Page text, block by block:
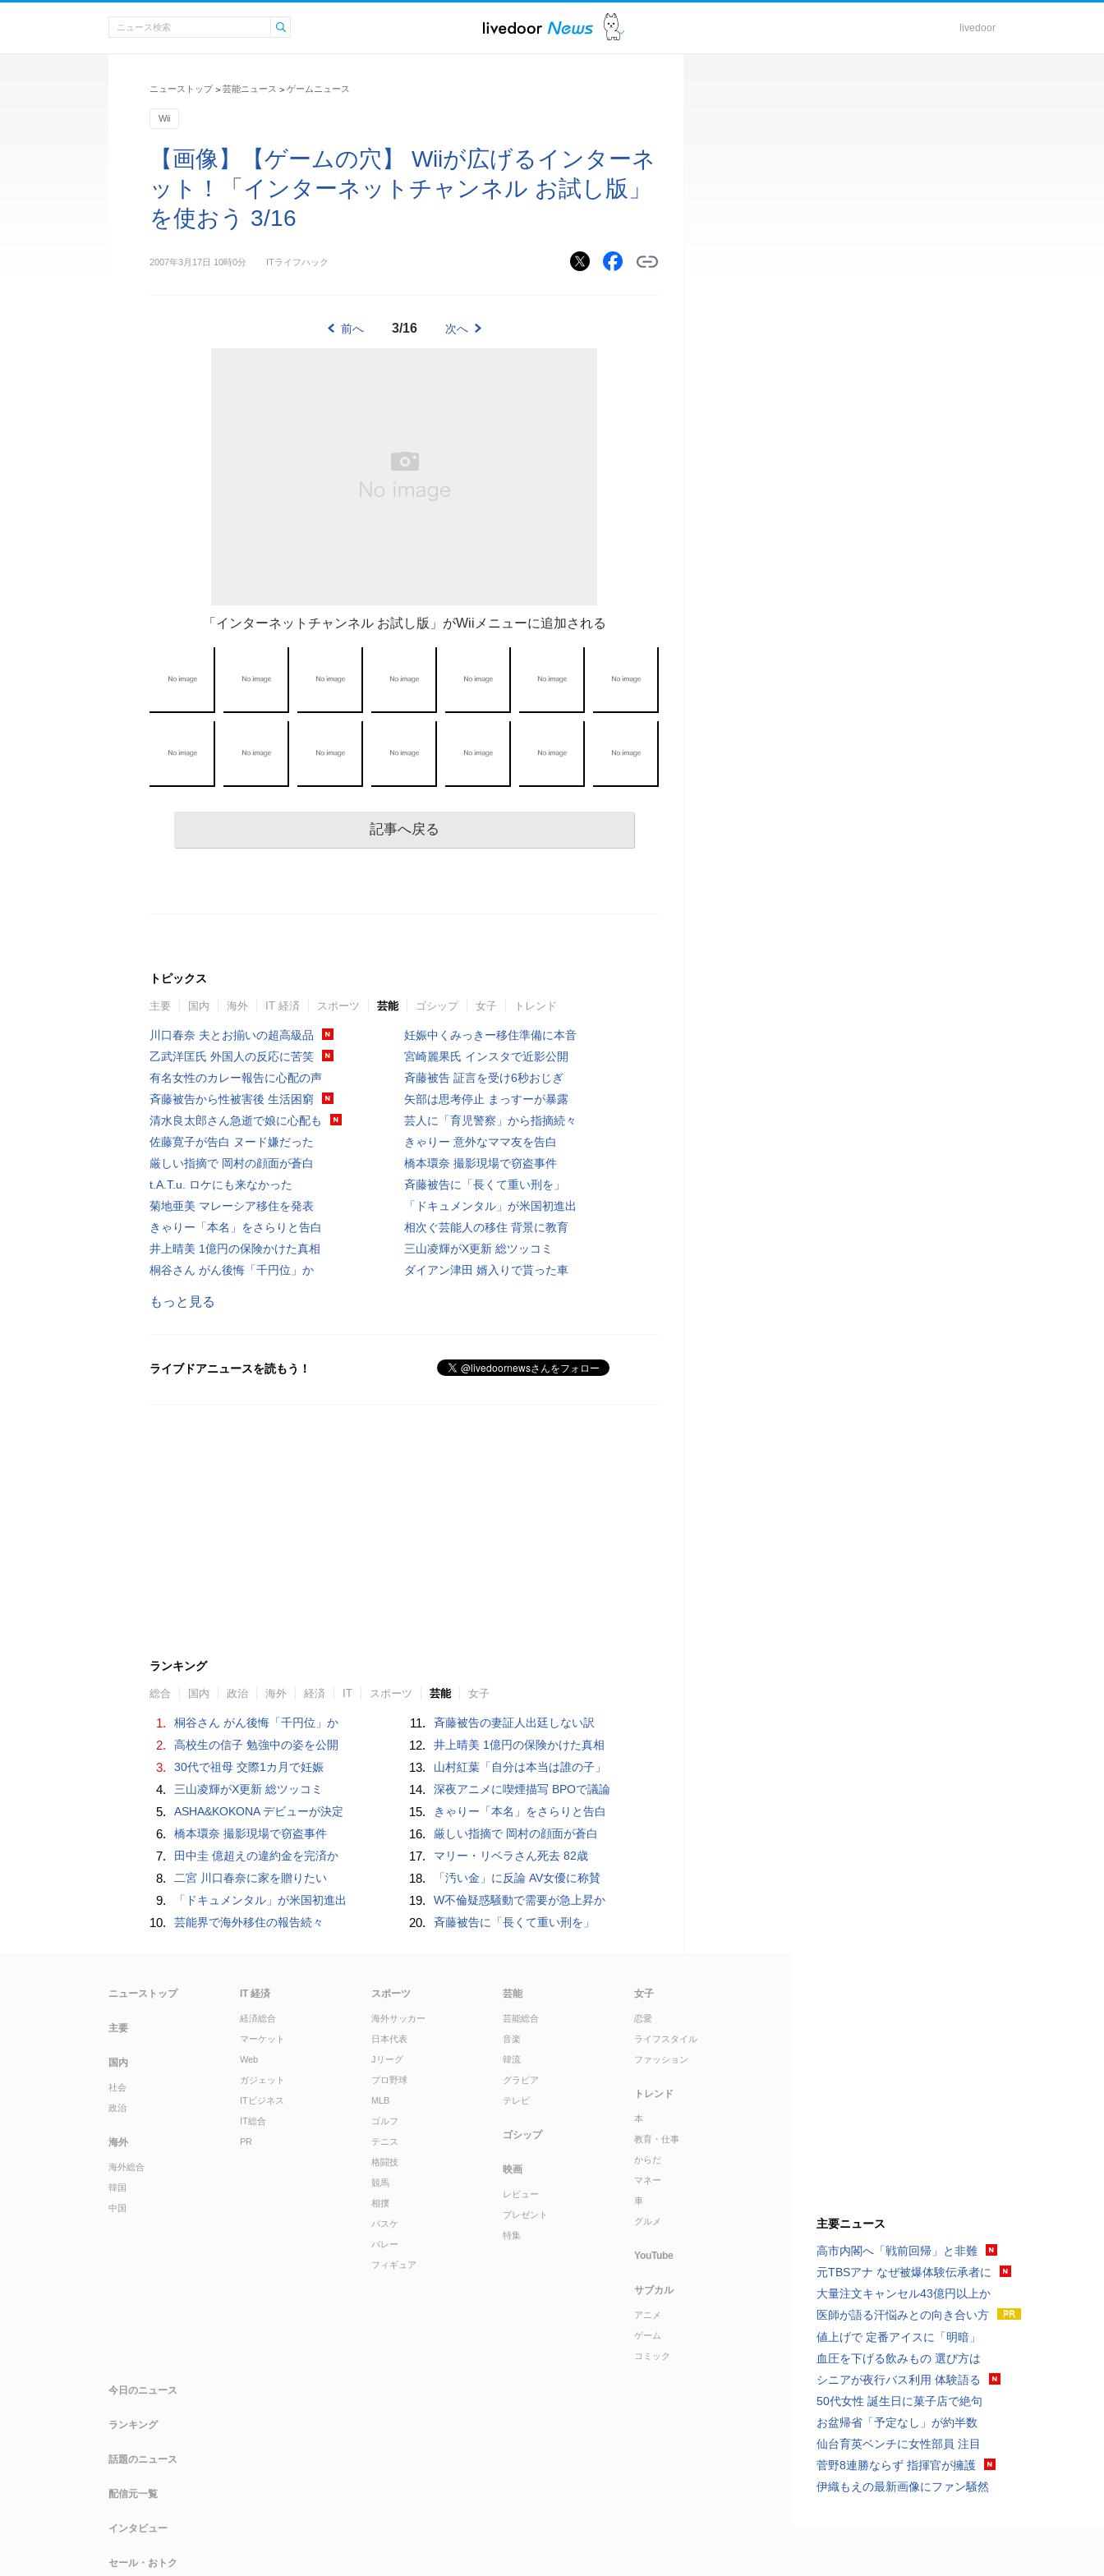
livedoor
ニューストップ > 芸能ニュース > ゲームニュース
Wii
【画像】【ゲームの穴】 Wiiが広げるインターネ
ット！「インターネットチャンネル お試し版」
を使おう 3/16
2007年3月17日 10時0分 ITライフハック
前へ 3/16 次へ
「インターネットチャンネル お試し版」がWiiメニューに追加される
記事へ戻る
トピックス
主要 国内 海外 IT 経済 スポーツ 芸能 ゴシップ 女子 トレンド
川口春奈 夫とお揃いの超高級品
乙武洋匡氏 外国人の反応に苦笑
有名女性のカレー報告に心配の声
斉藤被告から性被害後 生活困窮
清水良太郎さん急逝で娘に心配も
佐藤寛子が告白 ヌード嫌だった
厳しい指摘で 岡村の顔面が蒼白
t.A.T.u. ロケにも来なかった
菊地亜美 マレーシア移住を発表
きゃりー「本名」をさらりと告白
井上晴美 1億円の保険かけた真相
桐谷さん がん後悔「千円位」か
妊娠中くみっきー移住準備に本音
宮崎麗果氏 インスタで近影公開
斉藤被告 証言を受け6秒おじぎ
矢部は思考停止 まっすーが暴露
芸人に「育児警察」から指摘続々
きゃりー 意外なママ友を告白
橋本環奈 撮影現場で窃盗事件
斉藤被告に「長くて重い刑を」
「ドキュメンタル」が米国初進出
相次ぐ芸能人の移住 背景に教育
三山凌輝がX更新 総ツッコミ
ダイアン津田 婿入りで貰った車
もっと見る
ライブドアニュースを読もう！
ランキング
総合 国内 政治 海外 経済 IT スポーツ 芸能 女子
1. 桐谷さん がん後悔「千円位」か
2. 高校生の信子 勉強中の姿を公開
3. 30代で祖母 交際1カ月で妊娠
4. 三山凌輝がX更新 総ツッコミ
5. ASHA&KOKONA デビューが決定
6. 橋本環奈 撮影現場で窃盗事件
7. 田中圭 億超えの違約金を完済か
8. 二宮 川口春奈に家を贈りたい
9. 「ドキュメンタル」が米国初進出
10. 芸能界で海外移住の報告続々
11. 斉藤被告の妻証人出廷しない訳
12. 井上晴美 1億円の保険かけた真相
13. 山村紅葉「自分は本当は誰の子」
14. 深夜アニメに喫煙描写 BPOで議論
15. きゃりー「本名」をさらりと告白
16. 厳しい指摘で 岡村の顔面が蒼白
17. マリー・リベラさん死去 82歳
18. 「汚い金」に反論 AV女優に称賛
19. W不倫疑惑騒動で需要が急上昇か
20. 斉藤被告に「長くて重い刑を」
主要ニュース
高市内閣へ「戦前回帰」と非難
元TBSアナ なぜ被爆体験伝承者に
大量注文キャンセル43億円以上か
医師が語る汗悩みとの向き合い方
値上げで 定番アイスに「明暗」
血圧を下げる飲みもの 選び方は
シニアが夜行バス利用 体験語る
50代女性 誕生日に菓子店で絶句
お盆帰省「予定なし」が約半数
仙台育英ベンチに女性部員 注目
菅野8連勝ならず 指揮官が擁護
伊織もえの最新画像にファン騒然
ニューストップ
主要
国内
社会
政治
海外
海外総合
韓国
中国
IT 経済
経済総合
マーケット
Web
ガジェット
ITビジネス
IT総合
PR
スポーツ
海外サッカー
日本代表
Jリーグ
プロ野球
MLB
ゴルフ
テニス
格闘技
競馬
相撲
バスケ
バレー
フィギュア
芸能
芸能総合
音楽
韓流
グラビア
テレビ
ゴシップ
映画
レビュー
プレゼント
特集
女子
恋愛
ライフスタイル
ファッション
トレンド
本
教育・仕事
からだ
マネー
車
グルメ
YouTube
サブカル
アニメ
ゲーム
コミック
今日のニュース
ランキング
話題のニュース
配信元一覧
インタビュー
セール・おトク